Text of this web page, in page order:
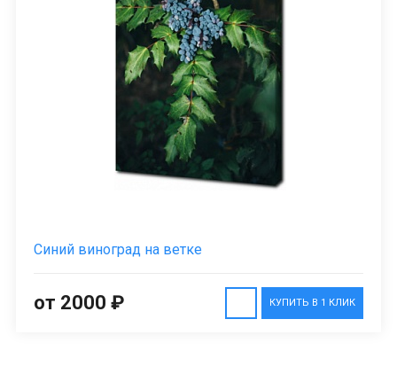
Синий виноград на ветке
КУПИТЬ В 1 КЛИК
от 2000 ₽